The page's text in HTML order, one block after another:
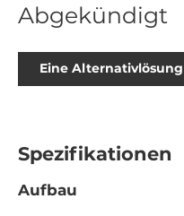
Abgekündigt
Eine
Spezifikationen
Aufbau